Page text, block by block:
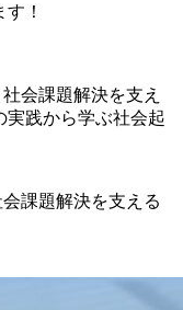
！
会課題解決を支える